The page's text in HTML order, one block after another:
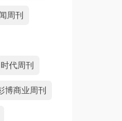
周刊
时代周刊
博商业周刊